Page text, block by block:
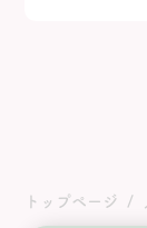
トップページ